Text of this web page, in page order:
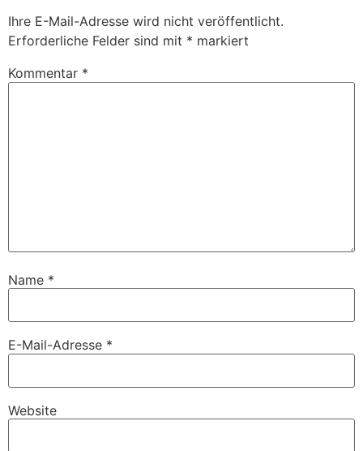
Ihre E-Mail-Adresse wird nicht veröffentlicht.
Erforderliche Felder sind mit * markiert
Kommentar *
Name *
E-Mail-Adresse *
Website